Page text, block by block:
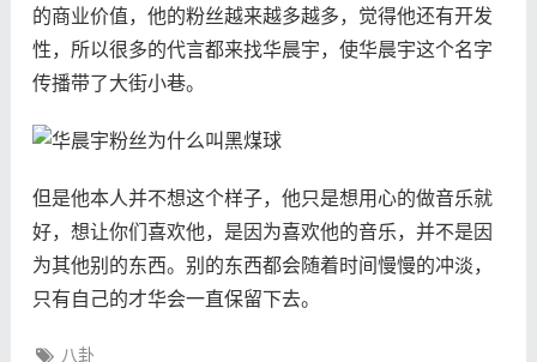
的商业价值，他的粉丝越来越多越多，觉得他还有开发
性，所以很多的代言都来找华晨宇，使华晨宇这个名字
传播带了大街小巷。
但是他本人并不想这个样子，他只是想用心的做音乐就
好，想让你们喜欢他，是因为喜欢他的音乐，并不是因
为其他别的东西。别的东西都会随着时间慢慢的冲淡，
只有自己的才华会一直保留下去。
八卦